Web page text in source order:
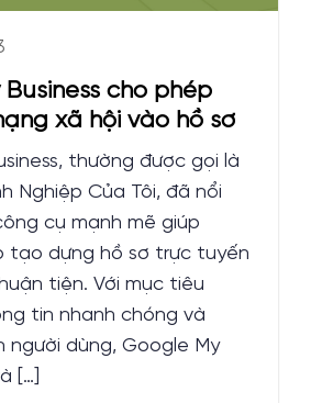
cho phép
xã hội vào hồ sơ
thường được gọi là
Nghiệp Của Tôi, đã nổi
cụ mạnh mẽ giúp
tạo dựng hồ sơ trực tuyến
tiện. Với mục tiêu
tin nhanh chóng và
người dùng, Google My
[…]